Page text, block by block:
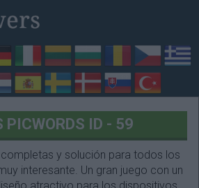
PICWORDS ID - 59
y solución para todos los
interesante. Un gran juego con un